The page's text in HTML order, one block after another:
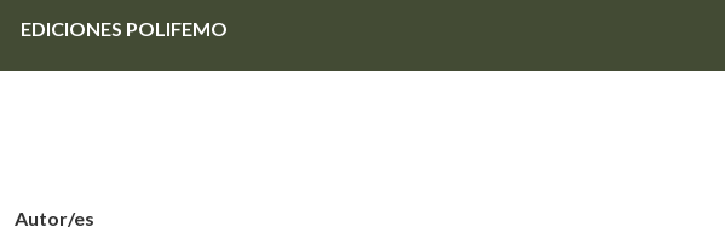
EDICIONES POLIFEMO
Autor/es